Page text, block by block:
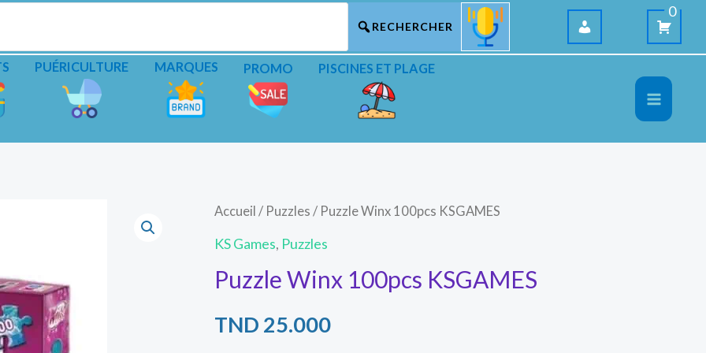
0
PUÉRICULTURE MARQUES PROMO PISCINES ET PLAGE
Accueil / Puzzles / Puzzle Winx 100pcs KSGAMES
KS Games, Puzzles
Puzzle Winx 100pcs KSGAMES
TND 25.000